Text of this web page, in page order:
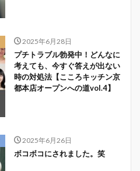
2025年6月28日
プチトラブル勃発中！どんなに
考えても、今すぐ答えが出ない
時の対処法【こころキッチン京
都本店オープンへの道vol.4】
2025年6月26日
ボコボコにされました。笑